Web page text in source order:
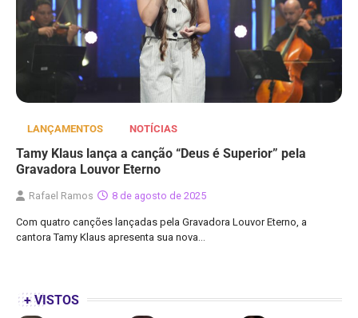
LANÇAMENTOS NOTÍCIAS
Tamy Klaus lança a canção “Deus é Superior” pela
Gravadora Louvor Eterno
Rafael Ramos 8 de agosto de 2025
Com quatro canções lançadas pela Gravadora Louvor Eterno, a
cantora Tamy Klaus apresenta sua nova…
+ VISTOS